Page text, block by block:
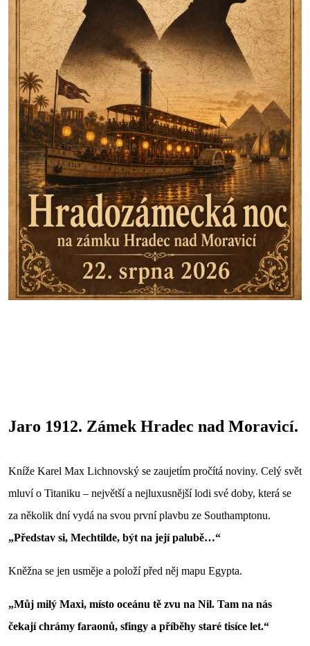
Jaro 1912. Zámek Hradec nad Moravicí.
Kníže Karel Max Lichnovský se zaujetím pročítá noviny. Celý svět
mluví o Titaniku – největší a nejluxusnější lodi své doby, která se
za několik dní vydá na svou první plavbu ze Southamptonu.
„Představ si, Mechtilde, být na její palubě…“
Kněžna se jen usměje a položí před něj mapu Egypta.
„Můj milý Maxi, místo oceánu tě zvu na Nil. Tam na nás
čekají chrámy faraonů, sfingy a příběhy staré tisíce let.“